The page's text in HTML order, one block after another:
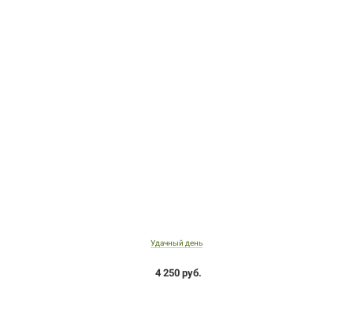
Удачный день
4 250 руб.